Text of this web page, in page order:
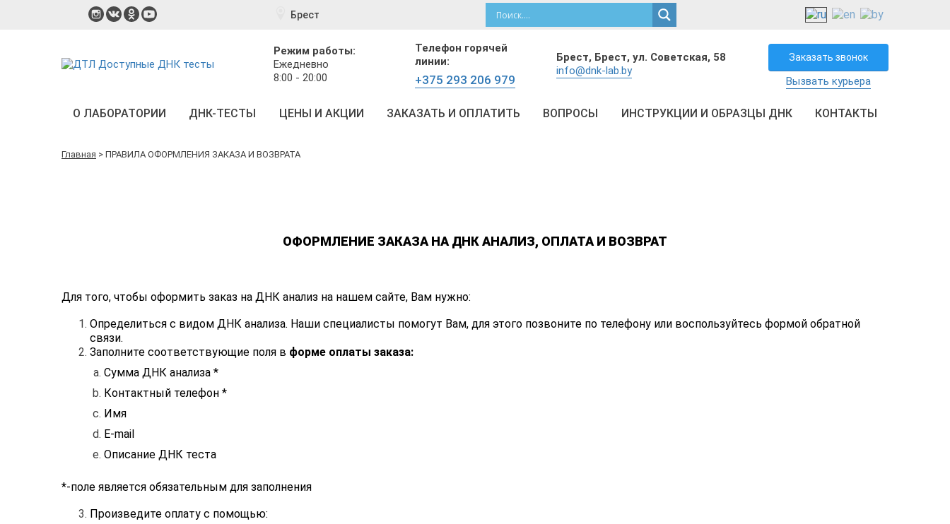
Брест
Режим работы:
Ежедневно
8:00 - 20:00
Телефон горячей
линии:
+375 293 206 979
Брест, Брест, ул. Советская, 58
info@dnk-lab.by
Заказать звонок
Вызвать курьера
О ЛАБОРАТОРИИ ДНК-ТЕСТЫ ЦЕНЫ И АКЦИИ ЗАКАЗАТЬ И ОПЛАТИТЬ ВОПРОСЫ ИНСТРУКЦИИ И ОБРАЗЦЫ ДНК КОНТАКТЫ
Главная > ПРАВИЛА ОФОРМЛЕНИЯ ЗАКАЗА И ВОЗВРАТА
ОФОРМЛЕНИЕ ЗАКАЗА НА ДНК АНАЛИЗ, ОПЛАТА И ВОЗВРАТ
Для того, чтобы оформить заказ на ДНК анализ на нашем сайте, Вам нужно:
Определиться с видом ДНК анализа. Наши специалисты помогут Вам, для этого позвоните по телефону или воспользуйтесь формой обратной
связи.
Заполните соответствующие поля в форме оплаты заказа:
Сумма ДНК анализа *
Контактный телефон *
Имя
E-mail
Описание ДНК теста
*-поле является обязательным для заполнения
Произведите оплату с помощью: